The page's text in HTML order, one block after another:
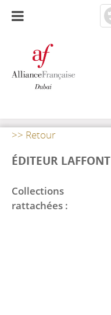
>> Retour
ÉDITEUR LAFFONT
Collections
rattachées :